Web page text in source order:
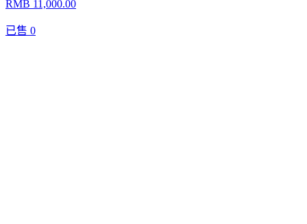
RMB 11,000.00
已售 0